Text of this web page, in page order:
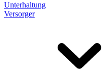
Unterhaltung
Versorger